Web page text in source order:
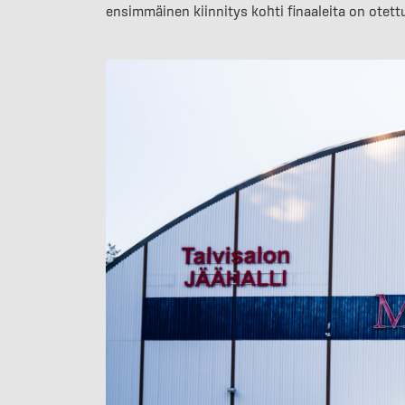
ensimmäinen kiinnitys kohti finaaleita on